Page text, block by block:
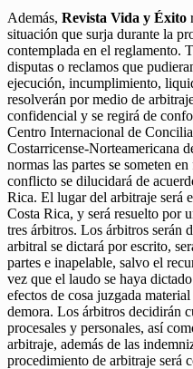
Además, Revista Vida y Éxito
situación que surja durante la
contemplada en el reglamento.
disputas o reclamos que
ejecución, incumplimiento,
resolverán por medio de
confidencial y se regirá de
Centro Internacional de
Costarricense-Norteamericana
normas las partes se someten
conflicto se dilucidará de
Rica. El lugar del arbitraje será
Costa Rica, y será resuelto por
tres árbitros. Los árbitros serán
arbitral se dictará por escrito,
partes e inapelable, salvo el
vez que el laudo se haya
efectos de cosa juzgada
demora. Los árbitros decidirán
procesales y personales, así
arbitraje, además de las
procedimiento de arbitraje será